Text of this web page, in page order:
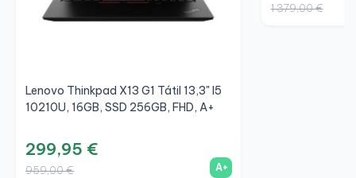
Lenovo Thinkpad X13 G1 Tátil 13,3" I5
10210U, 16GB, SSD 256GB, FHD, A+
299,95 €
959,00 € A+
1 379,00 €